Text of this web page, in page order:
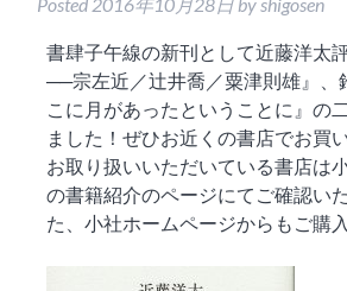
句集
評論
映画
図録
紀行
Posted 2016年10月28日 byshigosen
書肆子午線の新刊として近藤洋太
──宗左近／辻井喬／粟津則雄』、
こに月があったということに』の
ました！ぜひお近くの書店でお買
お取り扱いいただいている書店は
の書籍紹介のページにてご確認い
た、小社ホームページからもご購